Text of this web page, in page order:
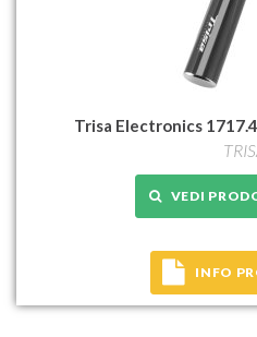
Trisa Electronics
VEDI
INFO